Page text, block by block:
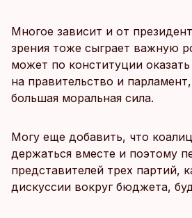
Многое зависит и от
зрения тоже сыграет важную
может по конституции
на правительство и
большая моральная сила.
Могу еще добавить, что
держаться вместе и поэтому
представителей трех партий,
дискуссии вокруг бюджета,